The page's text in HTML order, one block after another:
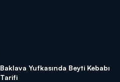
Baklava Yufkasında Beyti Kebabı
Tarifi